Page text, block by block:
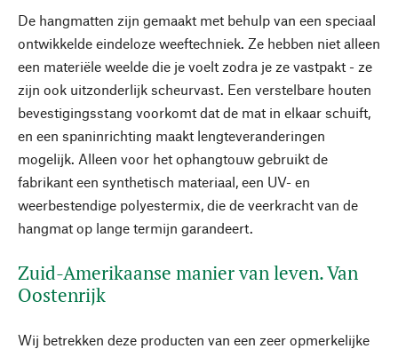
De hangmatten zijn gemaakt met behulp van een speciaal
ontwikkelde eindeloze weeftechniek. Ze hebben niet alleen
een materiële weelde die je voelt zodra je ze vastpakt - ze
zijn ook uitzonderlijk scheurvast. Een verstelbare houten
bevestigingsstang voorkomt dat de mat in elkaar schuift,
en een spaninrichting maakt lengteveranderingen
mogelijk. Alleen voor het ophangtouw gebruikt de
fabrikant een synthetisch materiaal, een UV- en
weerbestendige polyestermix, die de veerkracht van de
hangmat op lange termijn garandeert.
Zuid-Amerikaanse manier van leven. Van
Oostenrijk
Wij betrekken deze producten van een zeer opmerkelijke